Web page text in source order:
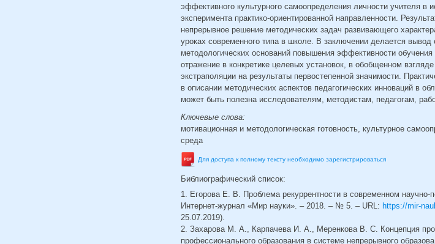
эффективного культурного самоопределения личности учителя в
эксперимента практико-ориентированной направленности.
непрерывное решение методических задач развивающего
уроках современного типа в школе. В заключении делается вывод
методологических оснований повышения эффективности
отражение в конкретике целевых установок, в обобщенном
экстраполяции на результаты первостепенной значимости.
в описании методических аспектов педагогических инноваций в
может быть полезна исследователям, методистам, педагогам,
Ключевые слова:
мотивационная и методологическая готовность, культурное
среда
Для доступа к полному тексту необходимо зарегистрироваться
Библиографический список:
1. Егорова Е. В. Проблема рекуррентности в современном научно-
Интернет-журнал «Мир науки». – 2018. – № 5. – URL: https://mir-
25.07.2019).
2. Захарова М. А., Карпачева И. А., Меренкова В. С. Концепция
профессионального образования в системе непрерывного